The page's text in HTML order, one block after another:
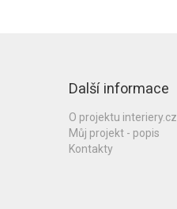
Další informace
O projektu interiery.cz
Můj projekt - popis
Kontakty